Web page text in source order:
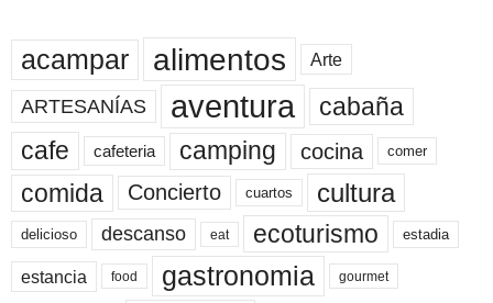
acampar alimentos Arte
ARTESANÍAS aventura
cabaña
cafe
cafeteria camping cocina comer
comida Concierto cuartos cultura
delicioso descanso eat ecoturismo estadia
estancia food gastronomia gourmet